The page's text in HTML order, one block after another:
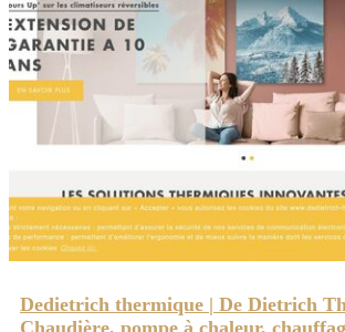
Dedietrich thermique | De Dietrich
Chaudière, pompe à chaleur,